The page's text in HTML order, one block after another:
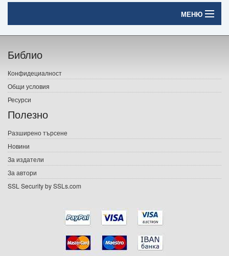
МЕНЮ
Начало
Печатни книги
Електронни книги
Е-списания
Подаръци
Ваучери
Библио
Конфидециалност
Общи условия
Ресурси
Полезно
Разширено търсене
Новини
За издатели
За автори
SSL Security by SSLs.com